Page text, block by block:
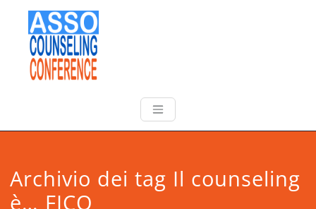
Archivio dei tag Il counseling
è… FICO